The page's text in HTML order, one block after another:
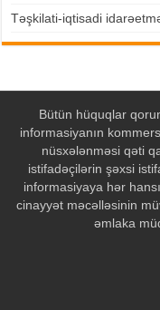
Təşkilati-iqtisadi
Bütün hüquqlar
informasiyanın
nüsxələnməsi qəti
istifadəçilərin şəxsi
informasiyaya hər
cinayyət məcəlləsinin
əmlaka